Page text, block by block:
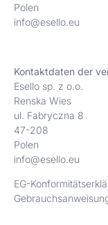
Polen
info@esello.eu
Kontaktdaten der
Esello sp. z o.o.
Renska Wies
ul. Fabryczna 8
47-208
Polen
info@esello.eu
EG-